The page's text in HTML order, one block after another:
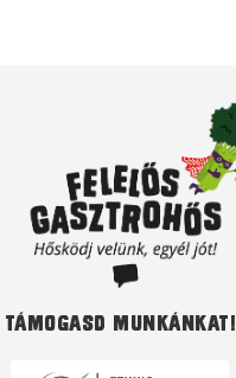
Támogasd munkánkat!